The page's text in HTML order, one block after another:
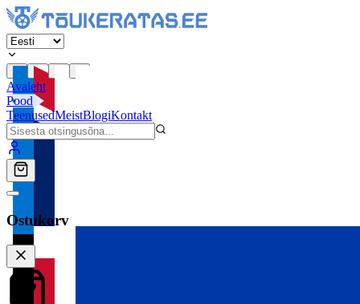
Avaleht
Pood
TeenusedMeistBlogiKontakt
Ostukorv